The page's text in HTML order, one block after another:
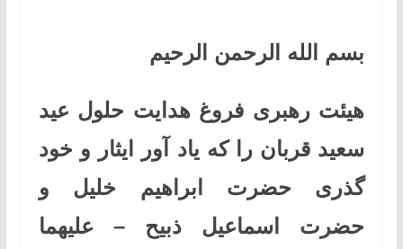
بسم الله الرحمن الرحیم
هیئت رهبری فروغ هدایت حلول عید
سعید قربان را که یاد آور ایثار و خود
گذری حضرت ابراهیم خلیل و
حضرت اسماعیل ذبیح – علیهما